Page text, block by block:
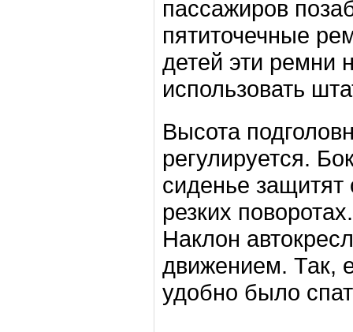
пассажиров
пятиточечные
детей эти ремни
использовать
Высота
регулируется.
сиденье защитят
резких поворотах.
Наклон
движением. Так,
удобно было